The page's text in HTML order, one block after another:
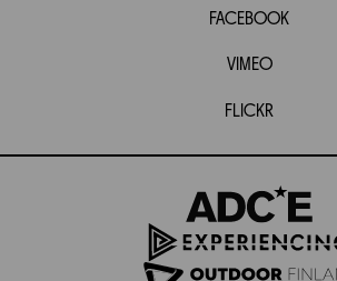
FACEBOOK
VIMEO
FLICKR